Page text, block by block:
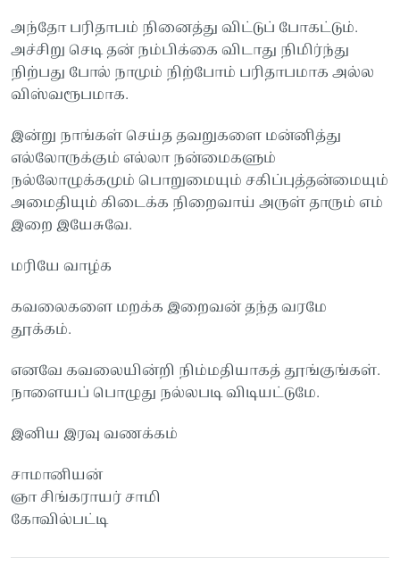
அந்தோ பரிதாபம் நினைத்து விட்டுப் போகட்டும்.
அச்சிறு செடி தன் நம்பிக்கை விடாது நிமிர்ந்து
நிற்பது போல் நாமும் நிற்போம் பரிதாபமாக அல்ல
விஸ்வரூபமாக.
இன்று நாங்கள் செய்த தவறுகளை மன்னித்து
எல்லோருக்கும் எல்லா நன்மைகளும்
நல்லோழுக்கமும் பொறுமையும் சகிப்புத்தன்மையும்
அமைதியும் கிடைக்க நிறைவாய் அருள் தாரும் எம்
இறை இயேசுவே.
மரியே வாழ்க
கவலைகளை மறக்க இறைவன் தந்த வரமே
தூக்கம்.
எனவே கவலையின்றி நிம்மதியாகத் தூங்குங்கள்.
நாளையப் பொழுது நல்லபடி விடியட்டுமே.
இனிய இரவு வணக்கம்
சாமானியன்
ஞா சிங்கராயர் சாமி
கோவில்பட்டி